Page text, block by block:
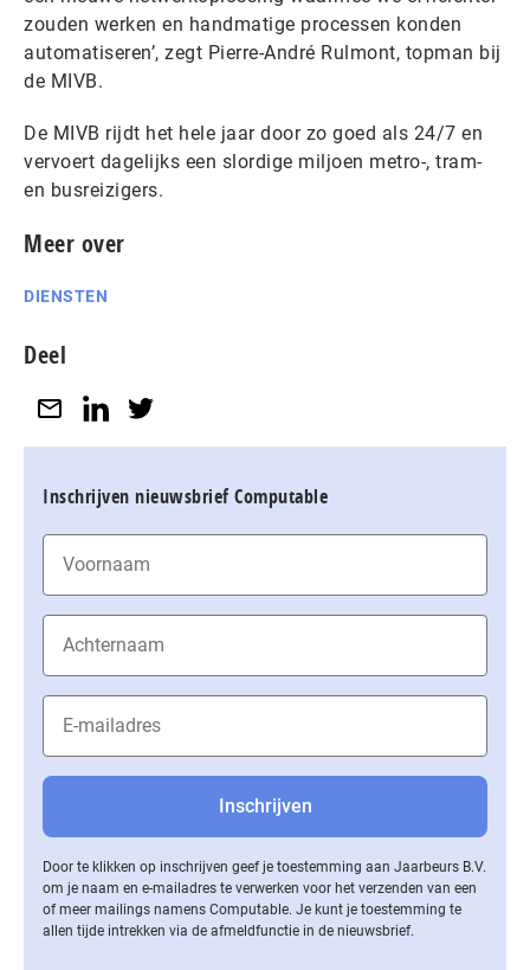
zouden werken en handmatige processen konden
automatiseren’, zegt Pierre-André Rulmont, topman bij
de MIVB.
De MIVB rijdt het hele jaar door zo goed als 24/7 en
vervoert dagelijks een slordige miljoen metro-, tram-
en busreizigers.
Meer over
DIENSTEN
Deel
Inschrijven nieuwsbrief Computable
Door te klikken op inschrijven geef je toestemming aan Jaarbeurs B.V.
om je naam en e-mailadres te verwerken voor het verzenden van een
of meer mailings namens Computable. Je kunt je toestemming te
allen tijde intrekken via de af­meld­func­tie in de nieuwsbrief.